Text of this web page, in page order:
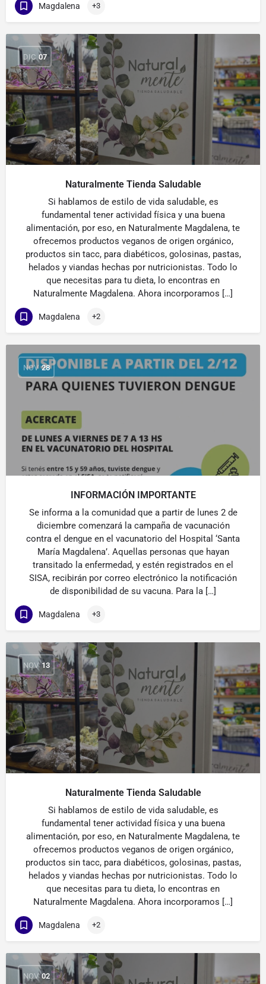
Magdalena +3
DIC 07
Naturalmente Tienda Saludable
Si hablamos de estilo de vida saludable, es
fundamental tener actividad física y una buena
alimentación, por eso, en Naturalmente Magdalena, te
ofrecemos productos veganos de origen orgánico,
productos sin tacc, para diabéticos, golosinas, pastas,
helados y viandas hechas por nutricionistas. Todo lo
que necesitas para tu dieta, lo encontras en
Naturalmente Magdalena. Ahora incorporamos […]
Magdalena +2
NOV 28
INFORMACIÓN IMPORTANTE
Se informa a la comunidad que a partir de lunes 2 de
diciembre comenzará la campaña de vacunación
contra el dengue en el vacunatorio del Hospital ‘Santa
María Magdalena’. Aquellas personas que hayan
transitado la enfermedad, y estén registrados en el
SISA, recibirán por correo electrónico la notificación
de disponibilidad de su vacuna. Para la […]
Magdalena +3
NOV 13
Naturalmente Tienda Saludable
Si hablamos de estilo de vida saludable, es
fundamental tener actividad física y una buena
alimentación, por eso, en Naturalmente Magdalena, te
ofrecemos productos veganos de origen orgánico,
productos sin tacc, para diabéticos, golosinas, pastas,
helados y viandas hechas por nutricionistas. Todo lo
que necesitas para tu dieta, lo encontras en
Naturalmente Magdalena. Ahora incorporamos […]
Magdalena +2
NOV 02